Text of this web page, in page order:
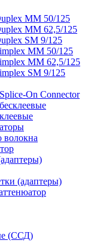
MM 50/125
MM 62,5/125
SM 9/125
MM 50/125
MM 62,5/125
SM 9/125
On Connector
волокна
(адаптеры)
(ССД)